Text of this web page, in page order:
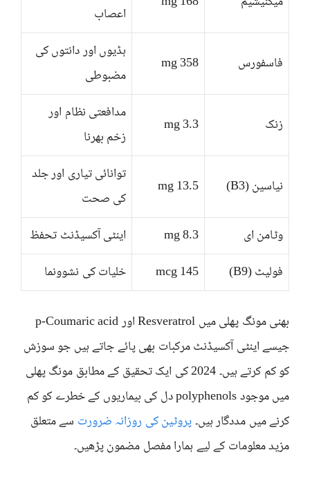
اعصاب
فاسفورس 358 mg
ہڈیوں اور دانتوں کی
مضبوطی
زنک 3.3 mg
مدافعتی نظام اور
زخم بھرنا
نیاسین (B3) 13.5 mg
توانائی تیاری اور جلد
کی صحت
وٹامن ای
8.3 mg
اینٹی آکسیڈنٹ تحفظ
فولیٹ (B9)
145 mcg خلیات کی نشوونما
بھنی مونگ پھلی میں Resveratrol اور p-Coumaric acid
جیسے اینٹی آکسیڈنٹ مرکبات بھی پائے جاتے ہیں جو سوزش
کو کم کرتے ہیں۔ 2024 کی ایک تحقیق کے مطابق مونگ پھلی
میں موجود polyphenols دل کی بیماریوں کے خطرے کو کم
کرنے میں مددگار ہیں۔پروٹین کی روزانہ ضرورت سے متعلق
مزید معلومات کے لیے ہمارا مفصل مضمون پڑھیں۔